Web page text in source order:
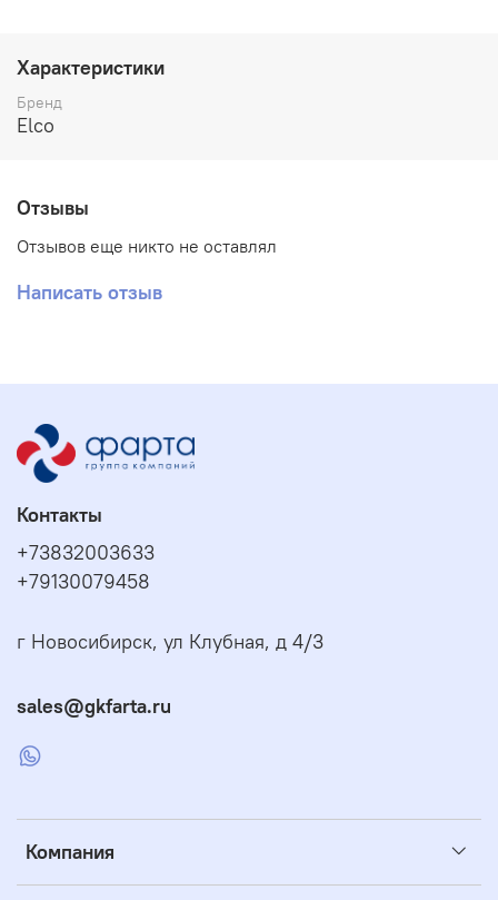
Характеристики
Бренд
Elco
Отзывы
Отзывов еще никто не оставлял
Написать отзыв
Компания
Контакты
+73832003633
+79130079458
г Новосибирск, ул Клубная, д 4/3
sales@gkfarta.ru